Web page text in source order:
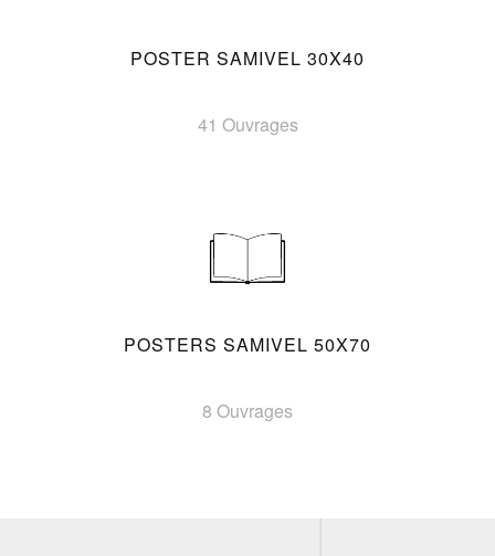
POSTER SAMIVEL 30X40
41 Ouvrages
POSTERS SAMIVEL 50X70
8 Ouvrages